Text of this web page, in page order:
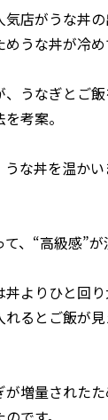
店がうな丼の
うな丼が冷め
うなぎとご
考案。
な丼を温か
、“高級感”が
丼よりひと回
るとご飯が
増量された